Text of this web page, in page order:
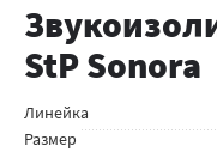
StP Sonora
Линейка
Размер